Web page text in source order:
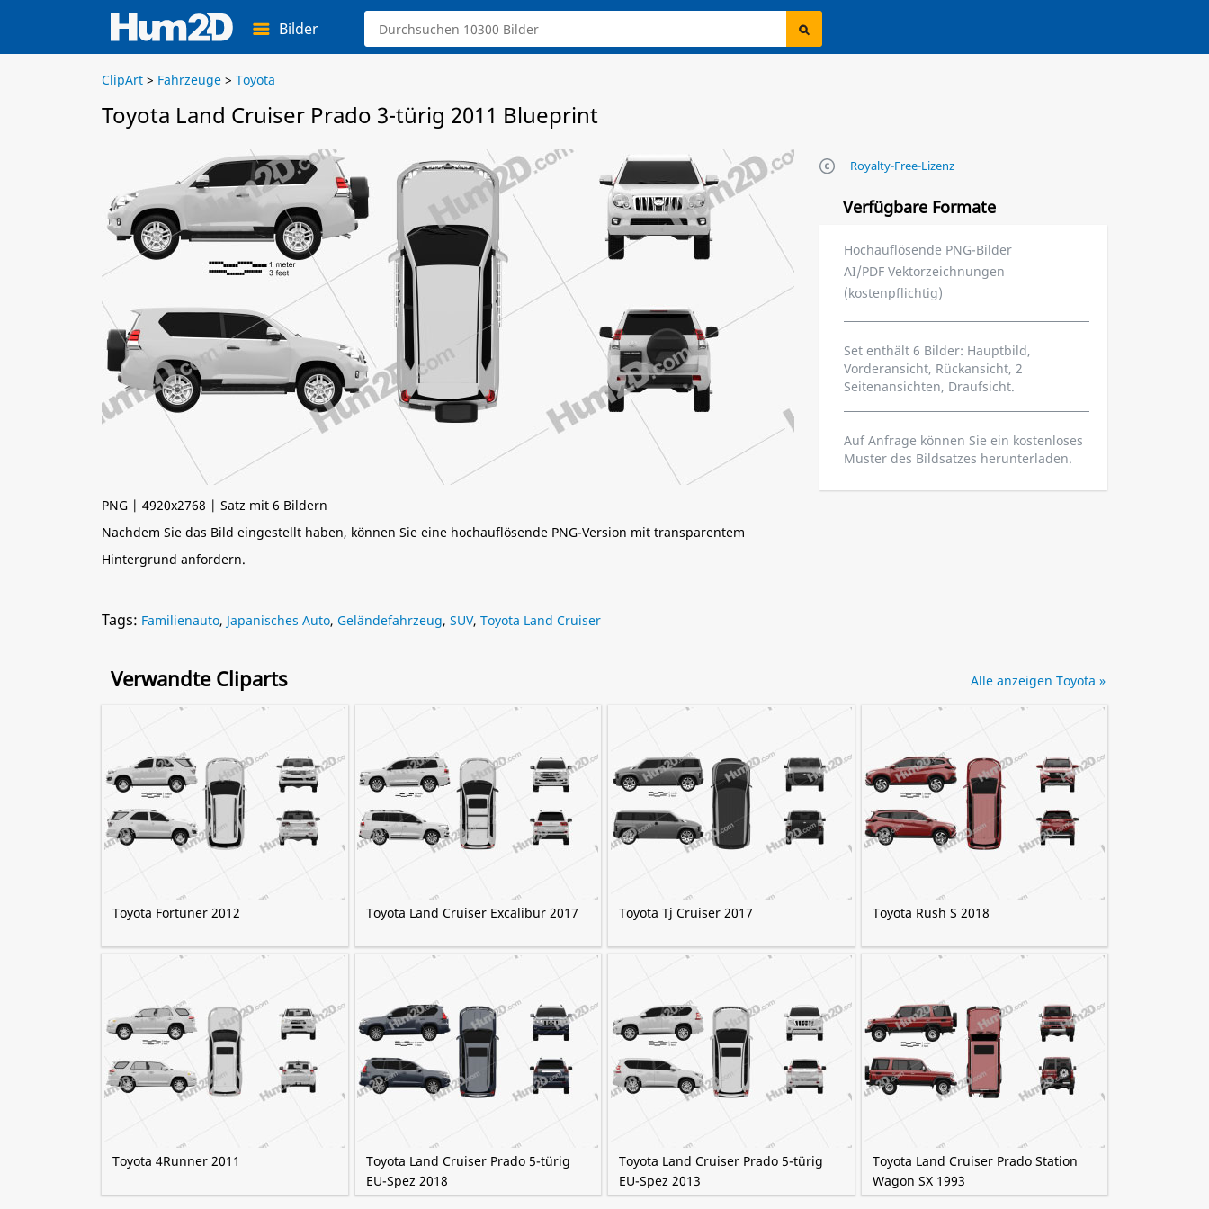
Bilder
ClipArt > Fahrzeuge > Toyota
Toyota Land Cruiser Prado 3-türig 2011 Blueprint
PNG | 4920x2768 | Satz mit 6 Bildern
Nachdem Sie das Bild eingestellt haben, können Sie eine hochauflösende PNG-Version mit transparentem
Hintergrund anfordern.
Royalty-Free-Lizenz
Verfügbare Formate
Hochauflösende PNG-Bilder
AI/PDF Vektorzeichnungen
(kostenpflichtig)
Set enthält 6 Bilder: Hauptbild,
Vorderansicht, Rückansicht, 2
Seitenansichten, Draufsicht.
Auf Anfrage können Sie ein kostenloses
Muster des Bildsatzes herunterladen.
Tags: Familienauto, Japanisches Auto, Geländefahrzeug, SUV, Toyota Land Cruiser
Verwandte Cliparts
Toyota Fortuner 2012 Toyota Land Cruiser Excalibur 2017 Toyota Tj Cruiser 2017 Toyota Rush S 2018
Toyota 4Runner 2011
Toyota Land Cruiser Prado 5-türig
EU-Spez 2018
Toyota Land Cruiser Prado 5-türig
EU-Spez 2013
Toyota Land Cruiser Prado Station
Wagon SX 1993
Alle anzeigen Toyota »